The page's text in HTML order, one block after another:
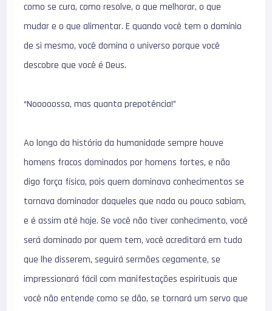
como se cura, como resolve, o que melhorar, o que
mudar e o que alimentar. E quando você tem o domínio
de si mesmo, você domina o universo porque você
descobre que você é Deus.
“Nooooossa, mas quanta prepotência!”
Ao longo da história da humanidade sempre houve
homens fracos dominados por homens fortes, e não
digo força física, pois quem dominava conhecimentos se
tornava dominador daqueles que nada ou pouco sabiam,
e é assim até hoje. Se você não tiver conhecimento, você
será dominado por quem tem, você acreditará em tudo
que lhe disserem, seguirá sermões cegamente, se
impressionará fácil com manifestações espirituais que
você não entende como se dão, se tornará um servo que